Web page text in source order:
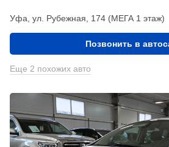
Уфа, ул. Рубежная, 174 (МЕГА 1 этаж)
Позвонить в
Еще 2 похожих авто